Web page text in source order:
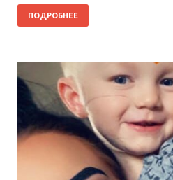
ПОДРОБНЕЕ